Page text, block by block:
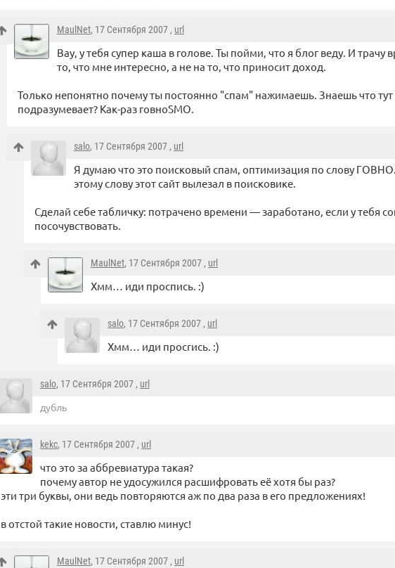
MaulNet, 17 Сентября 2007 , url
Вау, у тебя супер каша в голове. Ты пойми, что я блог веду. И трачу
то, что мне интересно, а не на то, что приносит доход.
Только непонятно почему ты постоянно "спам" нажимаешь. Знаешь что тут
подразумевает? Как-раз говноSMO.
salo, 17 Сентября 2007 , url
Я думаю что это поисковый спам, оптимизация по слову
этому слову этот сайт вылезал в поисковике.
Сделай себе табличку: потрачено времени — заработано, если у тебя
посочувствовать.
MaulNet, 17 Сентября 2007 , url
Хмм… иди проспись. :)
salo, 17 Сентября 2007 , url
Хмм… иди просrись. :)
salo, 17 Сентября 2007 , url
дубль
kekc, 17 Сентября 2007 , url
что это за аббревиатура такая?
почему автор не удосужился расшифровать её хотя бы раз?
эти три буквы, они ведь повторяются аж по два раза в его предложениях!
в отстой такие новости, ставлю минус!
MaulNet, 17 Сентября 2007 , url